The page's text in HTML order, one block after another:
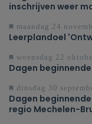
inschrijven weer
maandag 24
Leerplandoel
woensdag 22
Dagen
dinsdag 30
Dagen
regio Mechelen-